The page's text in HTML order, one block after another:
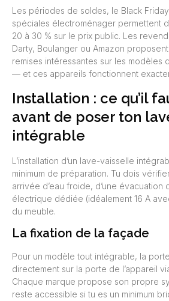
Les périodes de soldes, le Black
spéciales électroménager permettent
20 à 30 % sur le prix public. Les
Darty, Boulanger ou Amazon
remises intéressantes sur les modèles
— et ces appareils fonctionnent
Installation : ce qu’il
avant de poser ton
intégrable
L’installation d’un lave-vaisselle
minimum de préparation. Tu dois
arrivée d’eau froide, d’une évacuation
électrique dédiée (idéalement 16 A
du meuble.
La fixation de la façade
Pour un modèle tout intégrable, la
directement sur la porte de l’appareil
Chaque marque propose son propre
reste accessible si tu es un minimum